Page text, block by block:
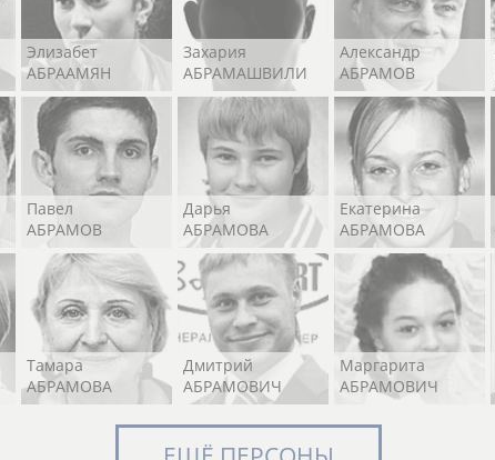
Элизабет
АБРААМЯН
Захария
АБРАМАШВИЛИ
Александр
АБРАМОВ
Павел
АБРАМОВ
Дарья
АБРАМОВА
Екатерина
АБРАМОВА
Тамара
АБРАМОВА
Дмитрий
АБРАМОВИЧ
Маргарита
АБРАМОВИЧ